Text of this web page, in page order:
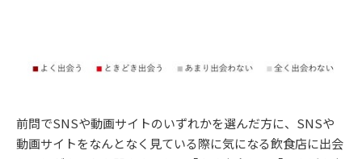
前問でSNSや動画サイトのいずれかを選んだ方に、SNSや
動画サイトをなんとなく見ている際に気になる飲食店に出会